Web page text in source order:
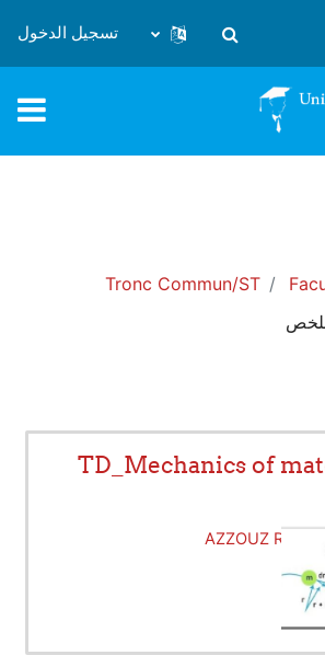
تبديل إدخال البحث
تسجيل الدخول
Tronc Commun/ST
TD_Mechanics of
AZZOUZ